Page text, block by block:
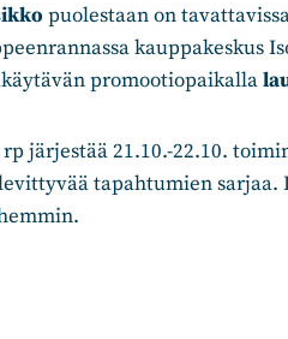
puolestaan on
kauppakeskus
promootiopaikalla
järjestää 21.10.-22.10.
tapahtumien